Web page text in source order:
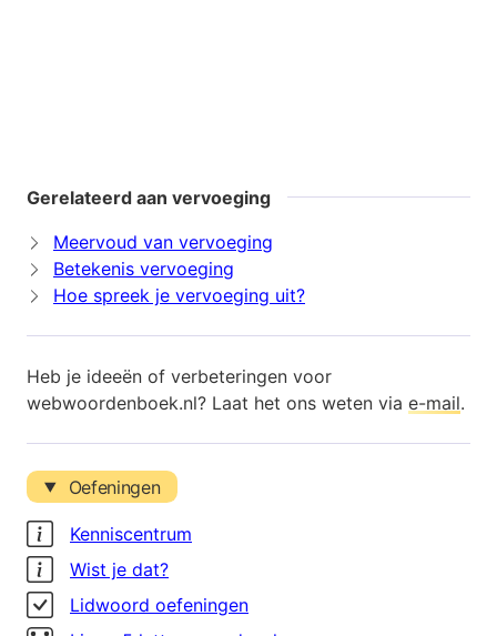
Gerelateerd aan vervoeging
Meervoud van vervoeging
Betekenis vervoeging
Hoe spreek je vervoeging uit?
Heb je ideeën of verbeteringen voor
webwoordenboek.nl? Laat het ons weten via e-mail.
Oefeningen
Kenniscentrum
Wist je dat?
Lidwoord oefeningen